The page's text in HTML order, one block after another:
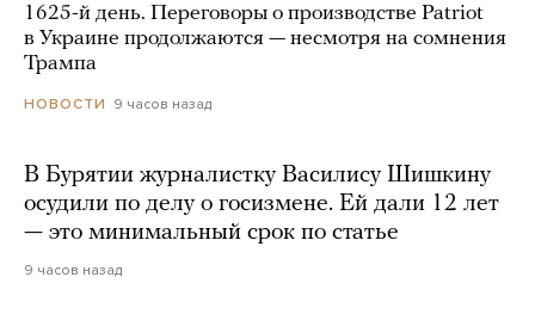
1625-й день. Переговоры о производстве Patriot
в Украине продолжаются — несмотря на сомнения
Трампа
НОВОСТИ 9 часов назад
В Бурятии журналистку Василису Шишкину
осудили по делу о госизмене. Ей дали 12 лет
— это минимальный срок по статье
9 часов назад